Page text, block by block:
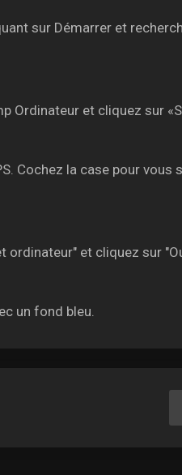
sur Démarrer et
Ordinateur et cliquez sur
Cochez la case pour vous
ordinateur" et cliquez sur
un fond bleu.